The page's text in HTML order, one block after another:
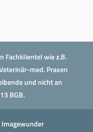
Fachklientel wie z.B.
med. Praxen
und nicht an
BGB.
Imagewunder